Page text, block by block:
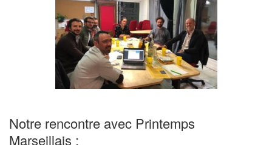
Notre rencontre avec Printemps
Marseillais :